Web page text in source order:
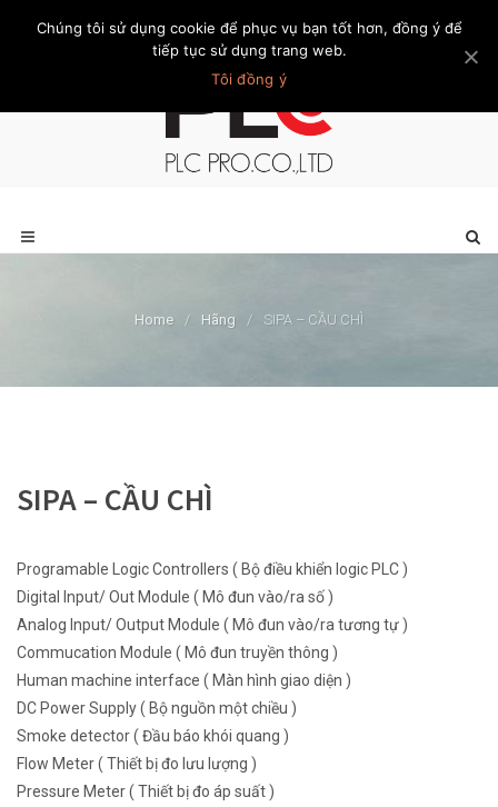
Trang chủ Giới thiệu Khách hàng Liên hệ Thành viên
Home / Hãng / SIPA – CẦU CHÌ
SIPA – CẦU CHÌ
Programable Logic Controllers ( Bộ điều khiển logic PLC )
Digital Input/ Out Module ( Mô đun vào/ra số )
Analog Input/ Output Module ( Mô đun vào/ra tương tự )
Commucation Module ( Mô đun truyền thông )
Human machine interface ( Màn hình giao diện )
DC Power Supply ( Bộ nguồn một chiều )
Smoke detector ( Đầu báo khói quang )
Flow Meter ( Thiết bị đo lưu lượng )
Pressure Meter ( Thiết bị đo áp suất )
Chúng tôi sử dụng cookie để phục vụ bạn tốt hơn, đồng ý để
tiếp tục sử dụng trang web.
Tôi đồng ý